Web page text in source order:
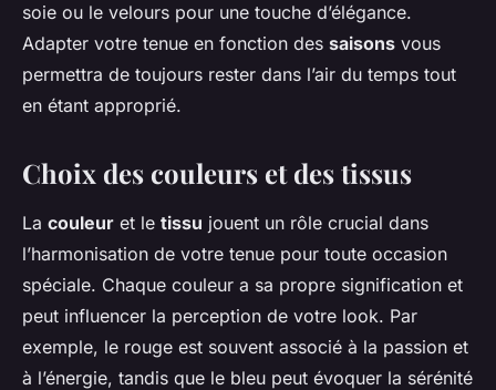
soie ou le velours pour une touche d’élégance.
Adapter votre tenue en fonction des saisons vous
permettra de toujours rester dans l’air du temps tout
en étant approprié.
Choix des couleurs et des tissus
La couleur et le tissu jouent un rôle crucial dans
l’harmonisation de votre tenue pour toute occasion
spéciale. Chaque couleur a sa propre signification et
peut influencer la perception de votre look. Par
exemple, le rouge est souvent associé à la passion et
à l’énergie, tandis que le bleu peut évoquer la sérénité